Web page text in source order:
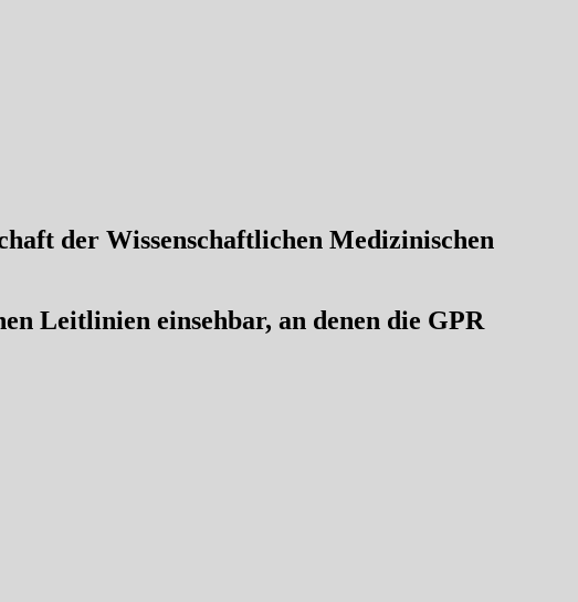
der Wissenschaftlichen Medizinischen
Leitlinien einsehbar, an denen die GPR